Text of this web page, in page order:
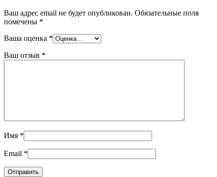
Ваш адрес email не будет опубликован. Обязательные поля
помечены *
Ваша оценка *
Ваш отзыв *
Имя *
Email *